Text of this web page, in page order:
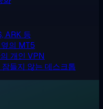
ARK 등
의 MT5
개인 VPN
잠들지 않는 데스크톱